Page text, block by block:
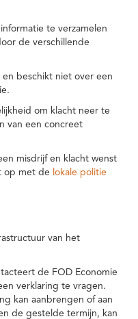
te verzamelen
de verschillende
beschikt niet over een
om klacht neer te
van een concreet
misdrijf en klacht wenst
op met de lokale politie
van het
de FOD Economie
verklaring te vragen.
kan aanbrengen of aan
de gestelde termijn, kan